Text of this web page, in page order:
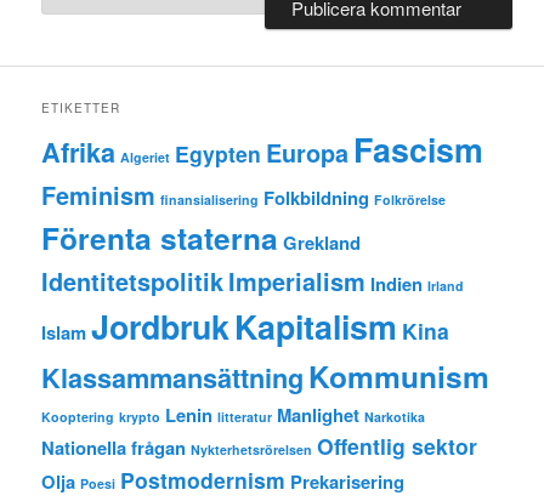
ETIKETTER
Afrika Algeriet Egypten Europa Fascism
Feminism finansialisering Folkbildning Folkrörelse
Förenta staterna Grekland
IdentitetspolitikImperialism Indien Irland
IslamJordbrukKapitalism Kina
KlassammansättningKommunism
Kooptering krypto Lenin litteratur Manlighet Narkotika
Nationella frågan Nykterhetsrörelsen Offentlig sektor
Olja Poesi Postmodernism Prekarisering